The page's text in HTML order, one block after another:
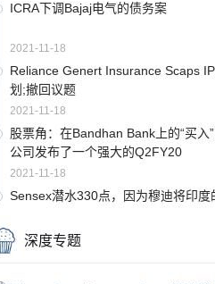
ICRA下调Bajaj电气的债务案
2021-11-18
Reliance Genert Insurance Scaps
划;撤回议题
2021-11-18
股票角：在Bandhan Bank上的“买入
公司发布了一个强大的Q2FY20
2021-11-18
Sensex潜水330点，因为穆迪将印度
2021-11-18
深度专题